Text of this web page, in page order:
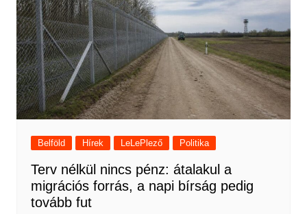
Belföld Hírek LeLePlező Politika
Terv nélkül nincs pénz: átalakul a
migrációs forrás, a napi bírság pedig
tovább fut